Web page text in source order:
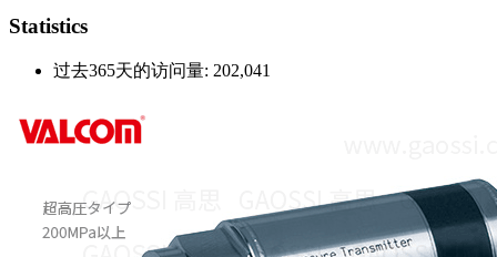
Statistics
过去365天的访问量: 202,041